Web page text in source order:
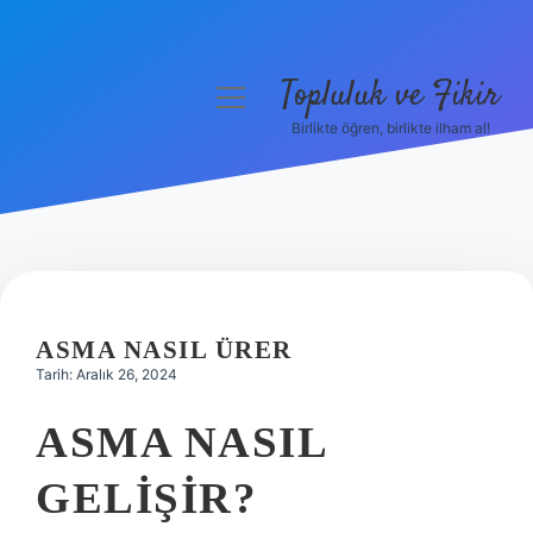
Hakkımızda
menüyüTopluluk ve Fikir
Birlikte öğren, birlikte ilham al!
ASMA NASIL ÜRER
Tarih: Aralık 26, 2024
ASMA NASIL
GELIŞIR?